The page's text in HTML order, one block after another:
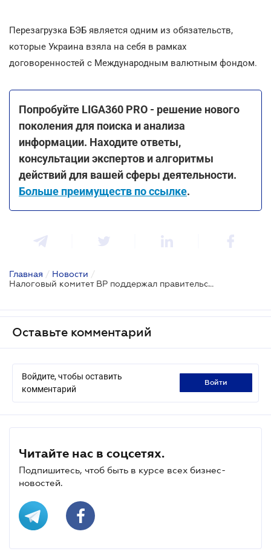
Перезагрузка БЭБ является одним из обязательств,
которые Украина взяла на себя в рамках
договоренностей с Международным валютным фондом.
Попробуйте LIGA360 PRO - решение нового
поколения для поиска и анализа
информации. Находите ответы,
консультации экспертов и алгоритмы
действий для вашей сферы деятельности.
Больше преимуществ по ссылке.
Главная / Новости /
Налоговый комитет ВР поддержал правительственный законопроект о реформировании БЭБ, несмотря на позицию бизнеса
Оставьте комментарий
Войдите, чтобы оставить
комментарий
войти
Читайте нас в соцсетях.
Подпишитесь, чтоб быть в курсе всех бизнес-
новостей.